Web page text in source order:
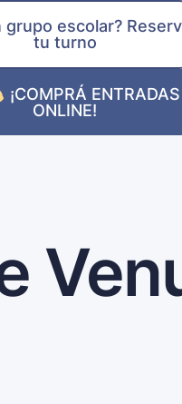
grupo escolar?
tu turno
¡COMPRÁ ENTRADAS
ONLINE!